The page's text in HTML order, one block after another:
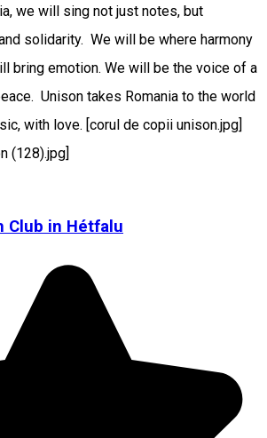
we will sing not just notes, but
solidarity. We will be where harmony
bring emotion. We will be the voice of a
Unison takes Romania to the world
with love. [corul de copii unison.jpg]
(128).jpg]
Club in Hétfalu